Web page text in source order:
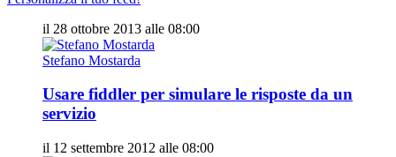
il 28 ottobre 2013 alle 08:00
Stefano Mostarda
Usare fiddler per simulare le risposte da un
servizio
il 12 settembre 2012 alle 08:00